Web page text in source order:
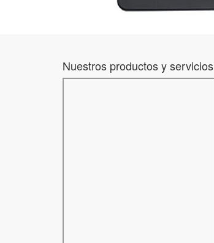
Nuestros productos y servicios